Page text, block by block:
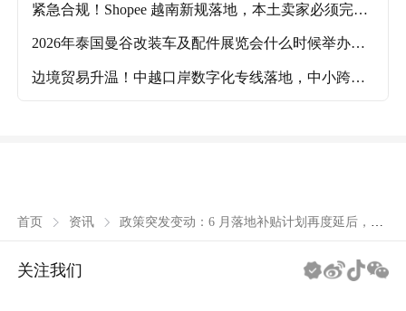
紧急合规！Shopee 越南新规落地，本土卖家必须完成
2026年泰国曼谷改装车及配件展览会什么时候举办？
边境贸易升温！中越口岸数字化专线落地，中小跨境
首页 资讯
政策突发变动：6 月落地补贴计划再度延后，暂
关注我们